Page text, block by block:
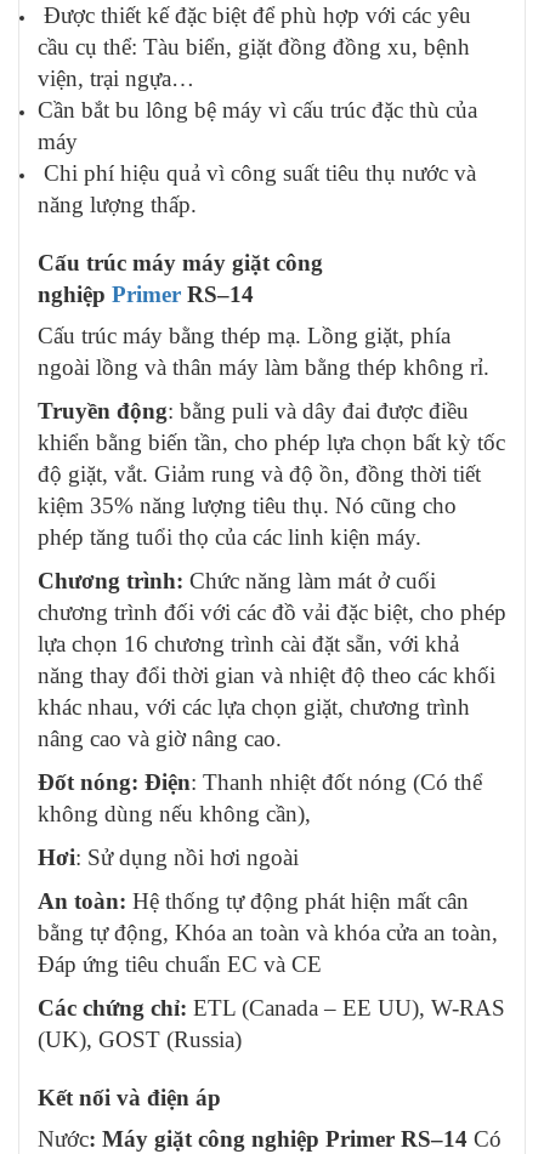
Được thiết kế đặc biệt để phù hợp với các yêu
cầu cụ thể: Tàu biển, giặt đồng đồng xu, bệnh
viện, trại ngựa…
Cần bắt bu lông bệ máy vì cấu trúc đặc thù của
máy
Chi phí hiệu quả vì công suất tiêu thụ nước và
năng lượng thấp.
Cấu trúc máy máy giặt công
nghiệp Primer RS–14
Cấu trúc máy bằng thép mạ. Lồng giặt, phía
ngoài lồng và thân máy làm bằng thép không rỉ.
Truyền động: bằng puli và dây đai được điều
khiển bằng biến tần, cho phép lựa chọn bất kỳ tốc
độ giặt, vắt. Giảm rung và độ ồn, đồng thời tiết
kiệm 35% năng lượng tiêu thụ. Nó cũng cho
phép tăng tuổi thọ của các linh kiện máy.
Chương trình: Chức năng làm mát ở cuối
chương trình đối với các đồ vải đặc biệt, cho phép
lựa chọn 16 chương trình cài đặt sẵn, với khả
năng thay đổi thời gian và nhiệt độ theo các khối
khác nhau, với các lựa chọn giặt, chương trình
nâng cao và giờ nâng cao.
Đốt nóng: Điện: Thanh nhiệt đốt nóng (Có thể
không dùng nếu không cần),
Hơi: Sử dụng nồi hơi ngoài
An toàn: Hệ thống tự động phát hiện mất cân
bằng tự động, Khóa an toàn và khóa cửa an toàn,
Đáp ứng tiêu chuẩn EC và CE
Các chứng chỉ: ETL (Canada – EE UU), W-RAS
(UK), GOST (Russia)
Kết nối và điện áp
Nước: Máy giặt công nghiệp Primer RS–14 Có